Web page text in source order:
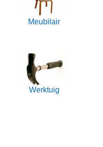
Meubilair
Werktuig